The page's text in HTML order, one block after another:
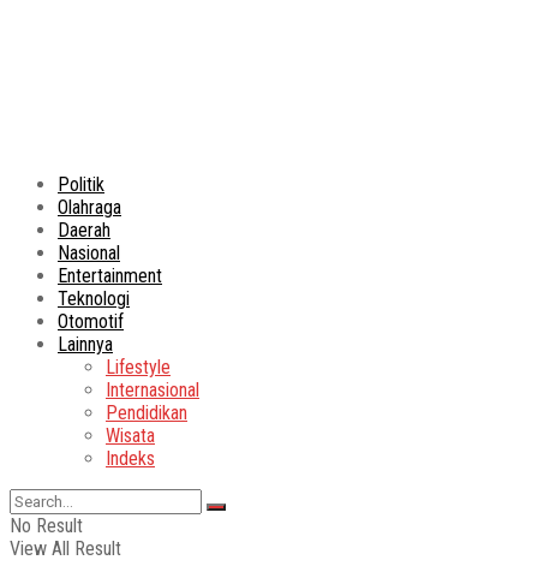
Politik
Olahraga
Daerah
Nasional
Entertainment
Teknologi
Otomotif
Lainnya
Lifestyle
Internasional
Pendidikan
Wisata
Indeks
No Result
View All Result